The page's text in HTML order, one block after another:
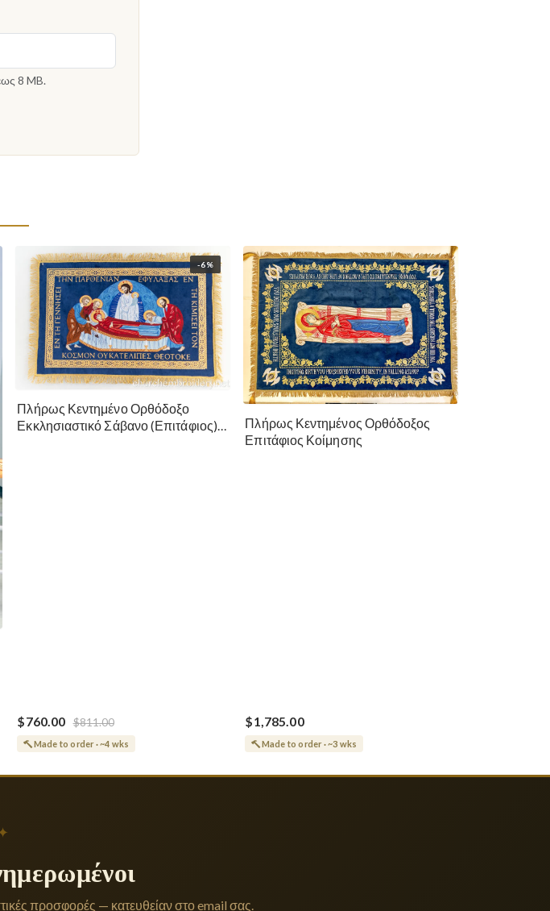
8 MB.
-6%
Πλήρως Κεντημένο Ορθόδοξο
Εκκλησιαστικό Σάβανο (Επιτάφιος)
$760.00 $811.00
Made to order · ~4 wks
Πλήρως Κεντημένος Ορθόδοξος
Επιτάφιος Κοίμησης
$1,785.00
Made to order · ~3 wks
προσφορές — κατευθείαν στο email σας.